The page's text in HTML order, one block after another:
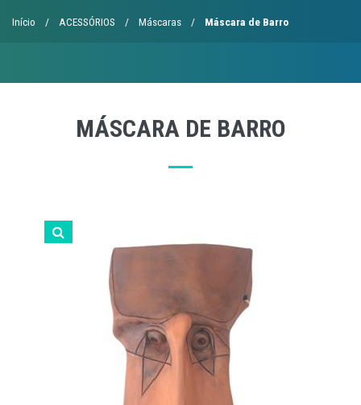
Início / ACESSÓRIOS / Máscaras / Máscara de Barro
MÁSCARA DE BARRO